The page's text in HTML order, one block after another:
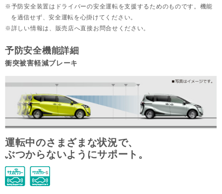
予防安全装置はドライバーの安全運転を支援するためのものです。機能
を過信せず、安全運転を心掛けてください。
詳しい情報は、販売店へ直接お問合せください。
予防安全機能詳細
衝突被害軽減ブレーキ
運転中のさまざまな状況で、
ぶつからないようにサポート。